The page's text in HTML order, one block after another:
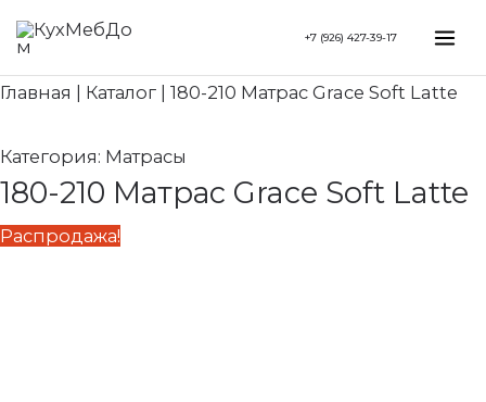
Перейти
содержимому
+7 (926) 427-39-17
Главная Каталог 180-210 Матрас Grace Soft Latte
Категория: Матрасы
180-210 Матрас Grace Soft Latte
Распродажа!
Первоначальная
составляла
850 ₽.
59
Search...